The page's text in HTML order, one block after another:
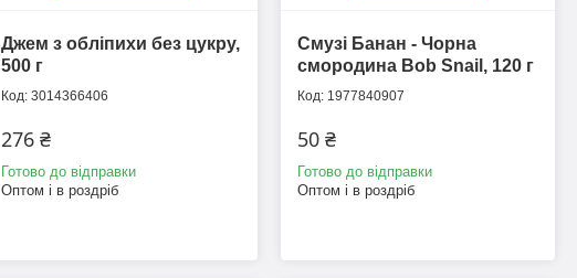
Джем з обліпихи без цукру,
500 г
3014366406
276 ₴
Готово до відправки
Оптом і в роздріб
Смузі Банан - Чорна
смородина Bob Snail, 120 г
1977840907
50 ₴
Готово до відправки
Оптом і в роздріб